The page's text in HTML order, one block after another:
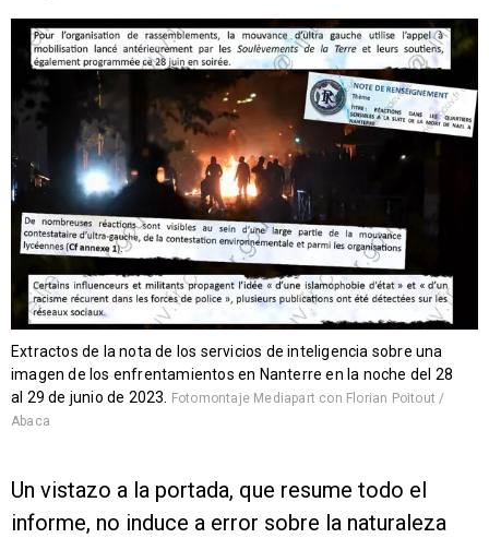
Extractos de la nota de los servicios de inteligencia sobre una
imagen de los enfrentamientos en Nanterre en la noche del 28
al 29 de junio de 2023. Fotomontaje Mediapart con Florian Poitout /
Abaca
Un vistazo a la portada, que resume todo el
informe, no induce a error sobre la naturaleza